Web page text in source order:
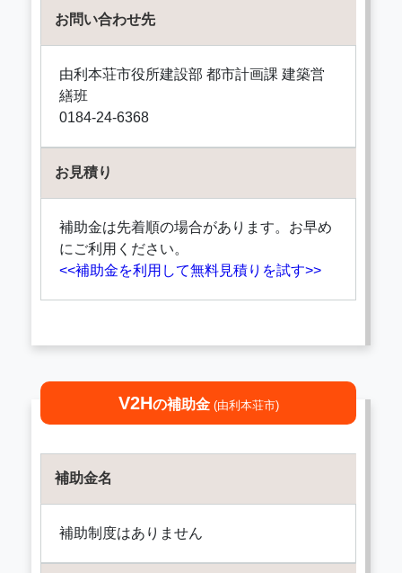
お問い合わせ先
由利本荘市役所建設部 都市計画課 建築営
繕班
0184-24-6368
お見積り
補助金は先着順の場合があります。お早め
にご利用ください。
<<補助金を利用して無料見積りを試す>>
V2Hの補助金 (由利本荘市)
補助金名
補助制度はありません